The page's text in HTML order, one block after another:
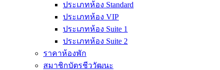
ประเภทห้อง Standard
ประเภทห้อง VIP
ประเภทห้อง Suite 1
ประเภทห้อง Suite 2
ราคาห้องพัก
สมาชิกบัตรชีววัฒนะ